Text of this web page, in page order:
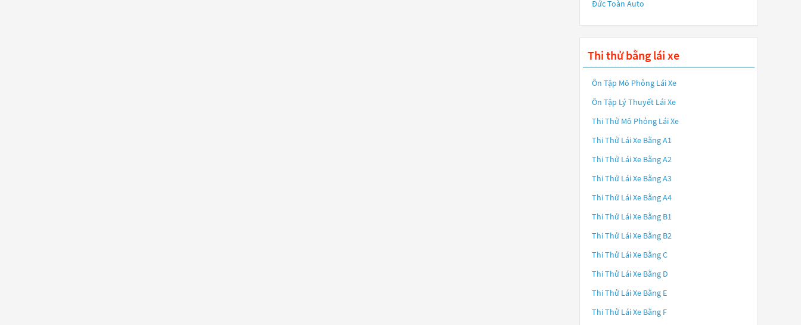
Đức Toàn Auto
Thi thử bằng lái xe
Ôn Tập Mô Phỏng Lái Xe
Ôn Tập Lý Thuyết Lái Xe
Thi Thử Mô Phỏng Lái Xe
Thi Thử Lái Xe Bằng A1
Thi Thử Lái Xe Bằng A2
Thi Thử Lái Xe Bằng A3
Thi Thử Lái Xe Bằng A4
Thi Thử Lái Xe Bằng B1
Thi Thử Lái Xe Bằng B2
Thi Thử Lái Xe Bằng C
Thi Thử Lái Xe Bằng D
Thi Thử Lái Xe Bằng E
Thi Thử Lái Xe Bằng F